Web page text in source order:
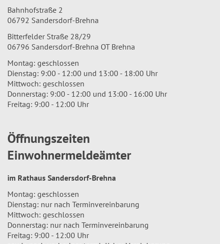
Bahnhofstraße 2
06792 Sandersdorf-Brehna
Bitterfelder Straße 28/29
06796 Sandersdorf-Brehna OT Brehna
Montag: geschlossen
Dienstag: 9:00 - 12:00 und 13:00 - 18:00 Uhr
Mittwoch: geschlossen
Donnerstag: 9:00 - 12:00 und 13:00 - 16:00 Uhr
Freitag: 9:00 - 12:00 Uhr
Öffnungszeiten
Einwohnermeldeämter
im Rathaus Sandersdorf-Brehna
Montag: geschlossen
Dienstag: nur nach Terminvereinbarung
Mittwoch: geschlossen
Donnerstag: nur nach Terminvereinbarung
Freitag: 9:00 - 12:00 Uhr